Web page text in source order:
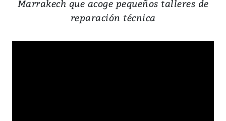
Marrakech que acoge pequeños talleres de
reparación técnica